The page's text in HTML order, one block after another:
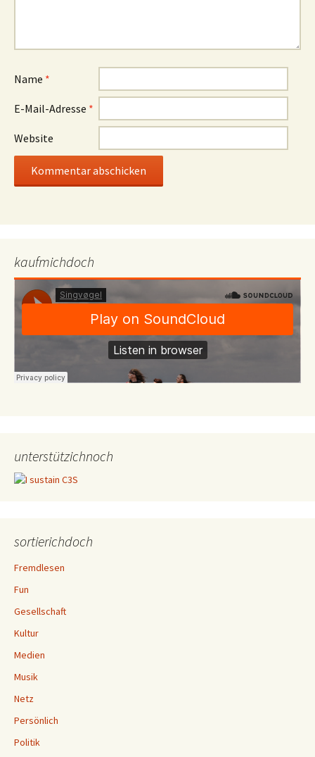
Name *
E-Mail-Adresse *
Website
kaufmichdoch
unterstützichnoch
sortierichdoch
Fremdlesen
Fun
Gesellschaft
Kultur
Medien
Musik
Netz
Persönlich
Politik